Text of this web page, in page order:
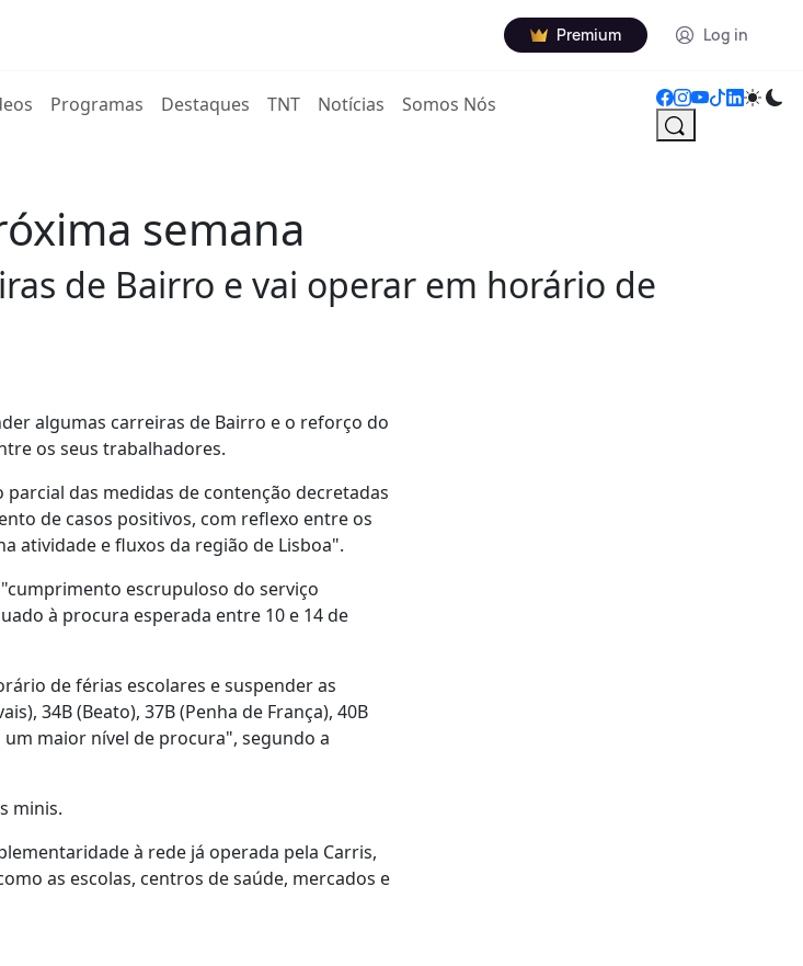
Premium Log in
Programas Destaques TNT Notícias Somos Nós
semana
de Bairro e vai operar em horário de
algumas carreiras de Bairro e o reforço do
os seus trabalhadores.
das medidas de contenção decretadas
de casos positivos, com reflexo entre os
atividade e fluxos da região de Lisboa".
escrupuloso do serviço
à procura esperada entre 10 e 14 de
de férias escolares e suspender as
34B (Beato), 37B (Penha de França), 40B
um maior nível de procura", segundo a
minis.
à rede já operada pela Carris,
as escolas, centros de saúde, mercados e